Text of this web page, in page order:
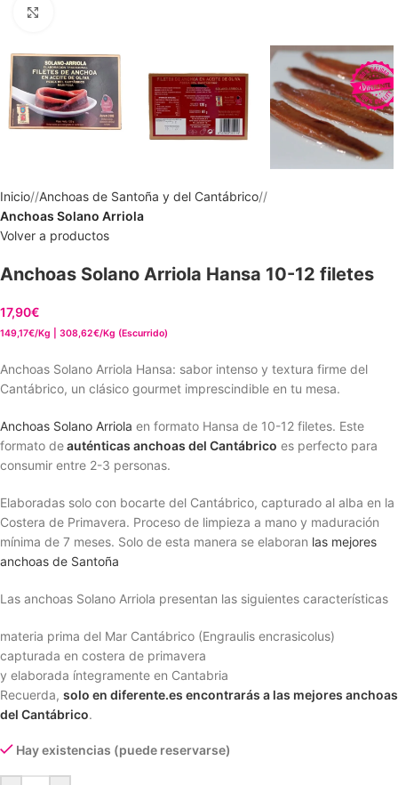
Inicio/ Anchoas de Santoña y del Cantábrico/
Anchoas Solano Arriola
Volver a productos
Anchoas Solano Arriola Hansa 10-12 filetes
17,90€
149,17€/Kg | 308,62€/Kg (Escurrido)
Anchoas Solano Arriola Hansa: sabor intenso y textura firme del
Cantábrico, un clásico gourmet imprescindible en tu mesa.
Anchoas Solano Arriola en formato Hansa de 10-12 filetes. Este
formato deauténticas anchoas del Cantábrico es perfecto para
consumir entre 2-3 personas.
Elaboradas solo con bocarte del Cantábrico, capturado al alba en la
Costera de Primavera. Proceso de limpieza a mano y maduración
mínima de 7 meses. Solo de esta manera se elaboran las mejores
anchoas de Santoña
Las anchoas Solano Arriola presentan las siguientes características
materia prima del Mar Cantábrico (Engraulis encrasicolus)
capturada en costera de primavera
y elaborada íntegramente en Cantabria
Recuerda, solo en diferente.es encontrarás a las mejores anchoas
del Cantábrico.
Hay existencias (puede reservarse)